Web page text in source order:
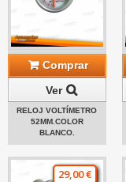
Comprar
Ver
RELOJ VOLTÍMETRO
52MM.COLOR
BLANCO.
29,00 €